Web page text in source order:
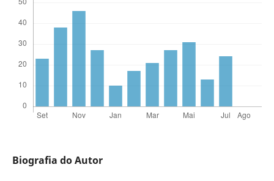
Biografia do Autor